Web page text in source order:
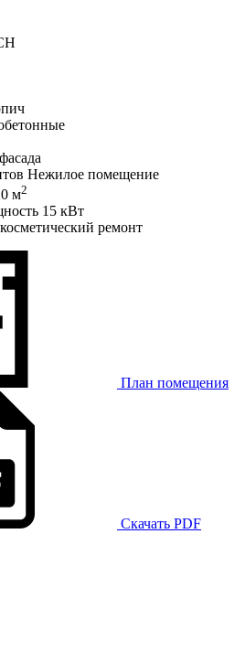
Нежилое помещение
м2
15 кВт
ремонт
План помещения
Скачать PDF